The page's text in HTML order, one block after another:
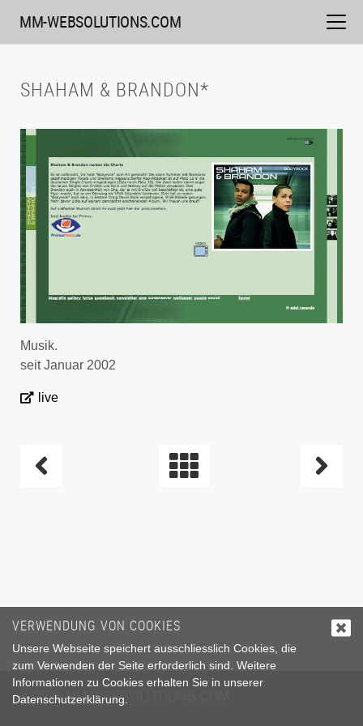
zum
Inhalt
MM-WEBSOLUTIONS.COM
SHAHAM & BRANDON*
Musik.
seit Januar 2002
live
BEITRAGSNAVIGATION
VERWENDUNG VON COOKIES
Unsere Webseite speichert ausschliesslich Cookies, die
zum Verwenden der Seite erforderlich sind. Weitere
Informationen zu Cookies erhalten Sie in unserer
Datenschutzerklärung.
© 2026MM-WEBSOLUTIONS.COM